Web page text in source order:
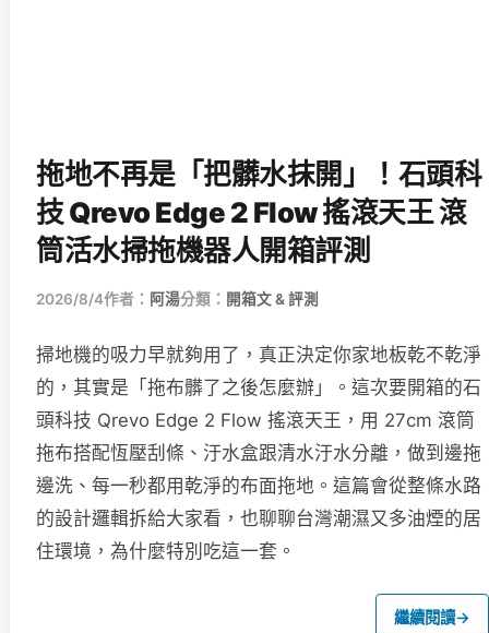
拖地不再是「把髒水抹開」！石頭科
技 Qrevo Edge 2 Flow 搖滾天王 滾
筒活水掃拖機器人開箱評測
2026/8/4作者： 阿湯分類： 開箱文 & 評測
掃地機的吸力早就夠用了，真正決定你家地板乾不乾淨
的，其實是「拖布髒了之後怎麼辦」。這次要開箱的石
頭科技 Qrevo Edge 2 Flow 搖滾天王，用 27cm 滾筒
拖布搭配恆壓刮條、汙水盒跟清水汙水分離，做到邊拖
邊洗、每一秒都用乾淨的布面拖地。這篇會從整條水路
的設計邏輯拆給大家看，也聊聊台灣潮濕又多油煙的居
住環境，為什麼特別吃這一套。
繼續閱讀→